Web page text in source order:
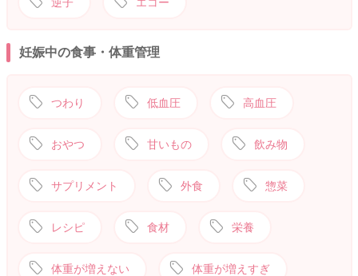
妊娠中の食事・体重管理
つわり 低血圧 高血圧
おやつ 甘いもの 飲み物
サプリメント 外食 惣菜
レシピ 食材 栄養
体重が増えない 体重が増えすぎ